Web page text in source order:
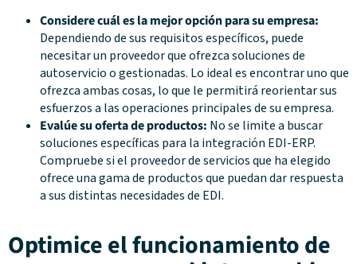
Considere cuál es la mejor opción para su empresa:
Dependiendo de sus requisitos específicos, puede
necesitar un proveedor que ofrezca soluciones de
autoservicio o gestionadas. Lo ideal es encontrar uno que
ofrezca ambas cosas, lo que le permitirá reorientar sus
esfuerzos a las operaciones principales de su empresa.
Evalúe su oferta de productos: No se limite a buscar
soluciones específicas para la integración EDI-ERP.
Compruebe si el proveedor de servicios que ha elegido
ofrece una gama de productos que puedan dar respuesta
a sus distintas necesidades de EDI.
Optimice el funcionamiento de